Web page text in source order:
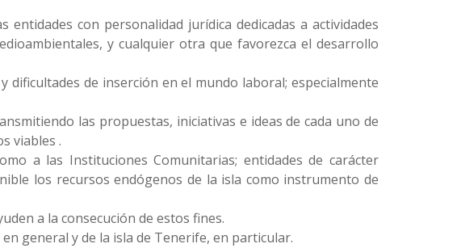
con personalidad jurídica dedicadas a actividades
y cualquier otra que favorezca el desarrollo
dificultades de inserción en el mundo laboral; especialmente
las propuestas, iniciativas e ideas de cada uno de
viables .
a las Instituciones Comunitarias; entidades de carácter
los recursos endógenos de la isla como instrumento de
a la consecución de estos fines.
general y de la isla de Tenerife, en particular.